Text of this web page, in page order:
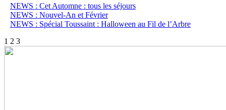
NEWS : Cet Automne : tous les séjours
NEWS : Nouvel-An et Février
NEWS : Spécial Toussaint : Halloween au Fil de l’Arbre
1 2 3